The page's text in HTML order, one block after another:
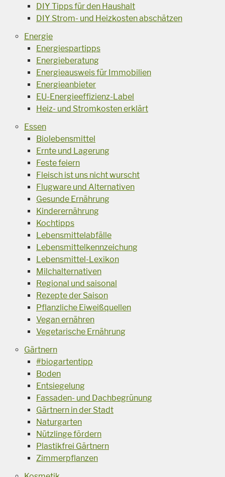
DIY Tipps für den Haushalt
DIY Strom- und Heizkosten abschätzen
Energie
Energiespartipps
Energieberatung
Energieausweis für Immobilien
Energieanbieter
EU-Energieeffizienz-Label
Heiz- und Stromkosten erklärt
Essen
Biolebensmittel
Ernte und Lagerung
Feste feiern
Fleisch ist uns nicht wurscht
Flugware und Alternativen
Gesunde Ernährung
Kinderernährung
Kochtipps
Lebensmittelabfälle
Lebensmittelkennzeichung
Lebensmittel-Lexikon
Milchalternativen
Regional und saisonal
Rezepte der Saison
Pflanzliche Eiweißquellen
Vegan ernähren
Vegetarische Ernährung
Gärtnern
#biogartentipp
Boden
Entsiegelung
Fassaden- und Dachbegrünung
Gärtnern in der Stadt
Naturgarten
Nützlinge fördern
Plastikfrei Gärtnern
Zimmerpflanzen